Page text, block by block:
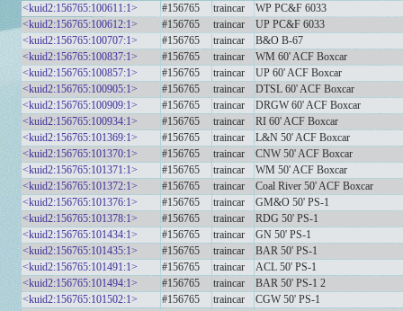
<kuid2:156765:100611:1>
#156765 traincar
WP PC&F 6033
<kuid2:156765:100612:1>
#156765 traincar
UP PC&F 6033
<kuid2:156765:100707:1>
#156765 traincar
B&O B-67
<kuid2:156765:100837:1>
#156765 traincar
WM 60' ACF Boxcar
<kuid2:156765:100857:1>
#156765 traincar
UP 60' ACF Boxcar
<kuid2:156765:100905:1>
#156765 traincar
DTSL 60' ACF Boxcar
<kuid2:156765:100909:1>
#156765 traincar
DRGW 60' ACF Boxcar
<kuid2:156765:100934:1>
#156765 traincar
RI 60' ACF Boxcar
<kuid2:156765:101369:1>
#156765 traincar
L&N 50' ACF Boxcar
<kuid2:156765:101370:1>
#156765 traincar
CNW 50' ACF Boxcar
<kuid2:156765:101371:1>
#156765 traincar
WM 50' ACF Boxcar
<kuid2:156765:101372:1>
#156765 traincar
Coal River 50' ACF Boxcar
<kuid2:156765:101376:1>
#156765 traincar
GM&O 50' PS-1
<kuid2:156765:101378:1>
#156765 traincar
RDG 50' PS-1
<kuid2:156765:101434:1>
#156765 traincar
GN 50' PS-1
<kuid2:156765:101435:1>
#156765 traincar
BAR 50' PS-1
<kuid2:156765:101491:1>
#156765 traincar
ACL 50' PS-1
<kuid2:156765:101494:1>
#156765 traincar
BAR 50' PS-1 2
<kuid2:156765:101502:1>
#156765 traincar
CGW 50' PS-1